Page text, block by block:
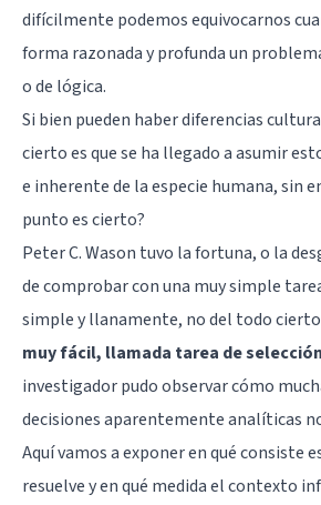
difícilmente podemos equivocarnos
forma razonada y profunda un
o de lógica.
Si bien pueden haber diferencias
cierto es que se ha llegado a asumir
e inherente de la especie humana, sin
punto es cierto?
Peter C. Wason tuvo la fortuna, o la
de comprobar con una muy simple
simple y llanamente, no del todo
muy fácil, llamada tarea de
investigador pudo observar cómo
decisiones aparentemente analíticas
Aquí vamos a exponer en qué consiste
resuelve y en qué medida el contexto